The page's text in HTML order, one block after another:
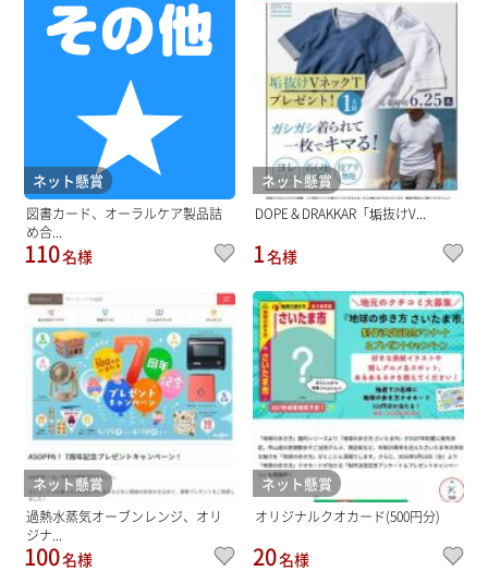
ネット懸賞
図書カード、オーラルケア製品詰
め合...
110名様
ネット懸賞
DOPE＆DRAKKAR「垢抜けV...
1名様
ネット懸賞
過熱水蒸気オーブンレンジ、オリ
ジナ...
100名様
ネット懸賞
オリジナルクオカード(500円分)
20名様